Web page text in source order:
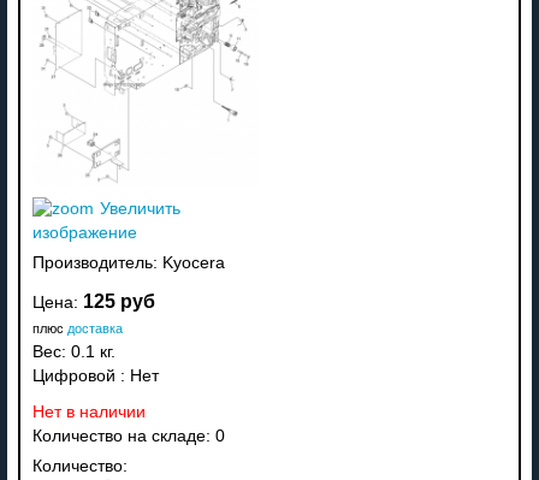
Увеличить
изображение
Производитель: Kyocera
Цена: 125 руб
плюс доставка
Вес: 0.1 кг.
Цифровой : Нет
Нет в наличии
Количество на складе: 0
Количество: